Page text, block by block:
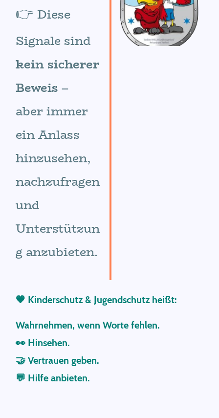
👉 Diese
Signale sind
kein sicherer
Beweis –
aber immer
ein Anlass
hinzusehen,
nachzufragen
und
Unterstützun
g anzubieten.
🧡 Kinderschutz & Jugendschutz heißt:
Wahrnehmen, wenn Worte fehlen.
👀 Hinsehen.
🤝 Vertrauen geben.
💬 Hilfe anbieten.